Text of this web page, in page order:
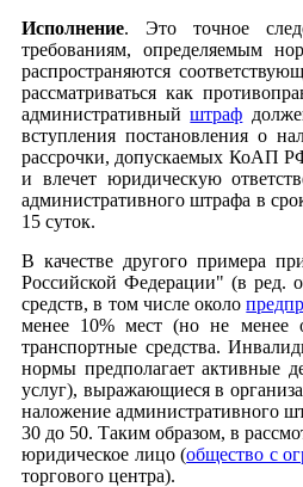
Исполнение. Это точное
требованиям, определяемым
распространяются
рассматриваться как
административныйштраф
вступления постановления о
рассрочки, допускаемых КоАП
и влечет юридическую
административного штрафа в
15 суток.
В качестве другого примера
Российской Федерации" (в ред.
средств, в том числе около
менее 10% мест (но не менее
транспортные средства.
нормы предполагает активные
услуг), выражающиеся в
наложение административного
30 до 50. Таким образом, в
юридическое лицо (общество с
торгового центра).